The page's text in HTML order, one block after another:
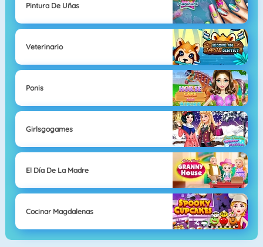
Pintura De Uñas
Veterinario
Ponis
Girlsgogames
El Día De La Madre
Cocinar Magdalenas